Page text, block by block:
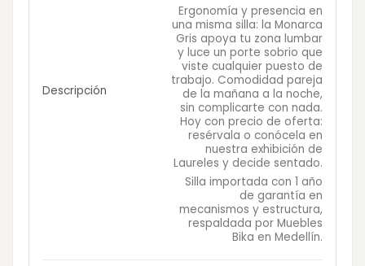
Descripción
Ergonomía y presencia en
una misma silla: la Monarca
Gris apoya tu zona lumbar
y luce un porte sobrio que
viste cualquier puesto de
trabajo. Comodidad pareja
de la mañana a la noche,
sin complicarte con nada.
Hoy con precio de oferta:
resérvala o conócela en
nuestra exhibición de
Laureles y decide sentado.
Silla importada con 1 año
de garantía en
mecanismos y estructura,
respaldada por Muebles
Bika en Medellín.